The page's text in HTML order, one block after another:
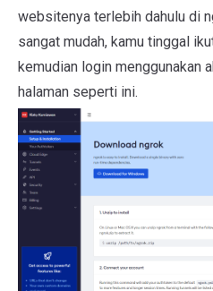
websitenya terlebih dahulu di
sangat mudah, kamu tinggal
kemudian login menggunakan
halaman seperti ini.